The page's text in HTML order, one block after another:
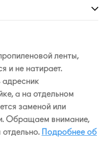
ленты,
и не натирает.
адресник
а на отдельном
заменой или
Обращаем внимание,
Подробнее об